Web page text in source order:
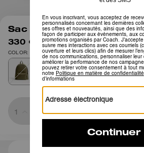
1/6
Sac à dos Ridgewood
330 € 550 €
COLOR: Olive
Sold Out